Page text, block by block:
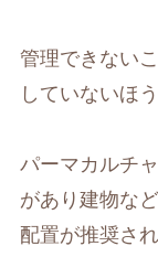
管理できない
していないほ
パーマカルチャ
があり建物な
配置が推奨さ